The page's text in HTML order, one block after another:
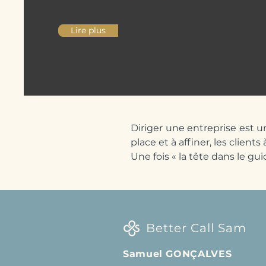
Lire plus
Diriger une entreprise est
place et à affiner, les clients
Une fois « la tête dans le
et de pérenniser votre
Tout accompagnement
Better Call Sam
Samuel GONÇALVES